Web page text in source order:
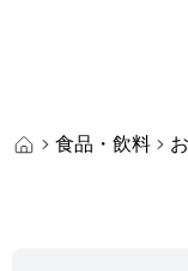
食品・飲料